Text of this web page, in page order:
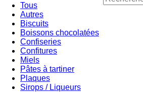
Tous
Autres
Biscuits
Boissons chocolatées
Confiseries
Confitures
Miels
Pâtes à tartiner
Plaques
Sirops / Liqueurs